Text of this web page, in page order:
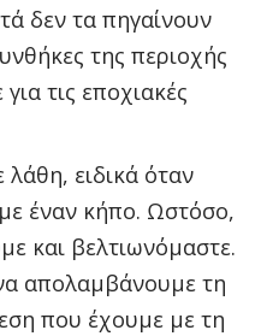
δεν τα πηγαίνουν
της περιοχής
τις εποχιακές
λάθη, ειδικά όταν
έναν κήπο. Ωστόσο,
και βελτιωνόμαστε.
απολαμβάνουμε τη
που έχουμε με τη